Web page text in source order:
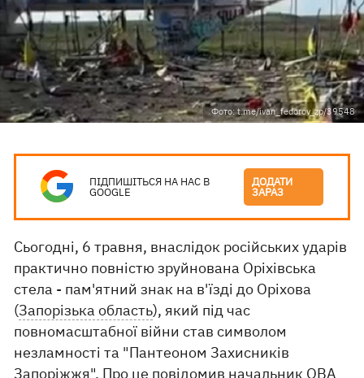
Фото: t.me/ivan_fedorov_zp/39548
ПІДПИШІТЬСЯ НА НАС В
GOOGLE
ДОДАТИ
ЗАРАЗ
Сьогодні, 6 травня, внаслідок російських ударів
практично повністю зруйнована Оріхівська
стела - пам'ятний знак на в'їзді до Оріхова
(Запорізька область), який під час
повномасштабної війни став символом
незламності та "Пантеоном Захисників
Запоріжжя". Про це повідомив начальник ОВА